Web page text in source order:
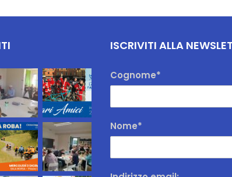
ISCRIVITI ALLA
Cognome*
Nome*